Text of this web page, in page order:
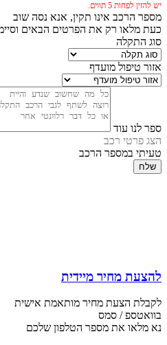
יש להזין לפחות 5 תווים.
מספר הרכב אינו תקין, אנא נסה שוב
כעת מלאו רק את הפרטים הבאים
סוג התקלה
אזור טיפול מועדף
ספר לנו עוד
הצג פרטי רכב
טעיתי במספר הרכב
שלח
להצעת מחיר מיידית
לקבלת הצעת מחיר מותאמת אישית
בוואטספ / סמס
נא מלאו את מספר הטלפון שלכם